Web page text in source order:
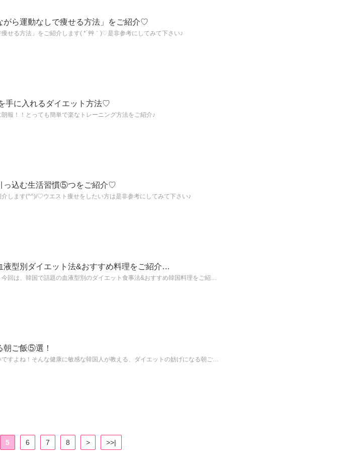
がら運動なしで痩せる方法」をご紹介♡
せる方法」をご紹介します( *´艸｀)♡是非参考にしてみて下さい♪
手に入れるダイエット方法♡
報！！とっても簡単で楽なトレーニング方法をご紹介♪
っ込む生活習慣⑤つをご紹介♡
します(^^)/♡ウエスト痩せをしたい方は是非参考にしてみて下さい♪
液型別ダイエット法&おすすめ料理をご紹介…
回は、韓国で話題の血液型別のダイエット食事法&おすすめ韓国料理をご紹…
朝ご飯⑤選！
すよね！そんな健康に敏感な韓国人が教える、ダイエットの妨げになる朝ご…
5 6 7 8 > >>|